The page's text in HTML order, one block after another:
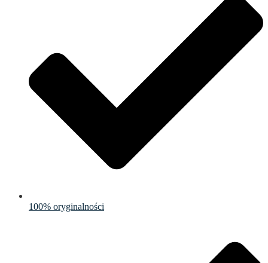
100% oryginalności